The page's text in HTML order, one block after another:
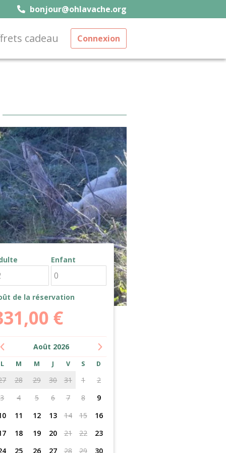
bonjour@ohlavache.org
cadeau Connexion
Enfant
de la réservation
€
Août 2026
L M M J V S D
28 29 30 31 1
2
3
4 5 6 7 8
9
11 12 13 14 15
16
18 19 20 21 22
23
25 26 27 28 29
30